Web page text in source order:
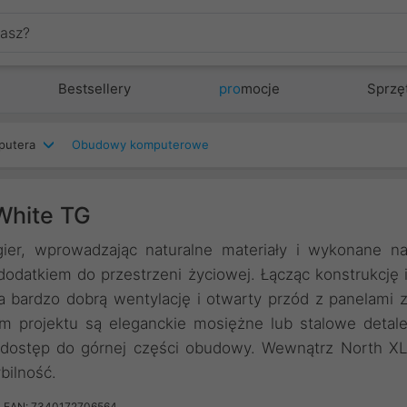
Bestsellery promocje
Obudowy komputerowe
TG
wprowadzając naturalne materiały i wykonane na
do przestrzeni życiowej. Łącząc konstrukcję i
bardzo dobrą wentylację i otwarty przód z panelami z
projektu są eleganckie mosiężne lub stalowe detale
do górnej części obudowy. Wewnątrz North XL